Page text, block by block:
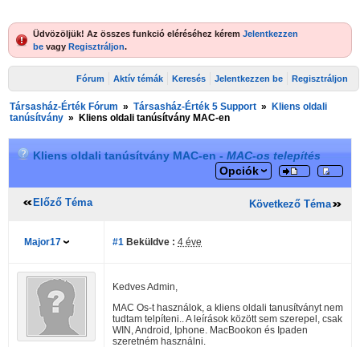
Üdvözöljük! Az összes funkció eléréséhez kérem Jelentkezzen
be vagy Regisztráljon.
Fórum Aktív témák Keresés Jelentkezzen be Regisztráljon
Társasház-Érték Fórum » Társasház-Érték 5 Support »
Kliens oldali
tanúsítvány » Kliens oldali tanúsítvány MAC-en
Kliens oldali tanúsítvány MAC-en -MAC-os telepítés
Opciók
Előző Téma Következő Téma
Major17 #1 Beküldve : 4 éve
Kedves Admin,
MAC Os-t használok, a kliens oldali tanusítványt nem
tudtam telpíteni.. A leírások között sem szerepel, csak
WIN, Android, Iphone. MacBookon és Ipaden
szeretném használni.